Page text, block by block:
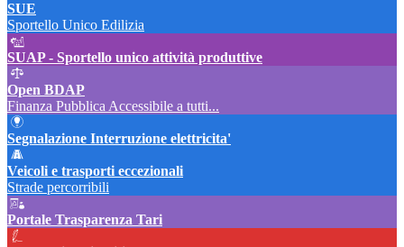
SUE
Sportello Unico Edilizia
SUAP - Sportello unico attività produttive
Open BDAP
Finanza Pubblica Accessibile a tutti...
Segnalazione Interruzione elettricita'
Veicoli e trasporti eccezionali
Strade percorribili
Portale Trasparenza Tari